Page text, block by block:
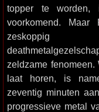
topper te worden,
voorkomend. Maar
zeskoppig
zeldzame
laat horen, is
zeventig minuten
progressieve metal